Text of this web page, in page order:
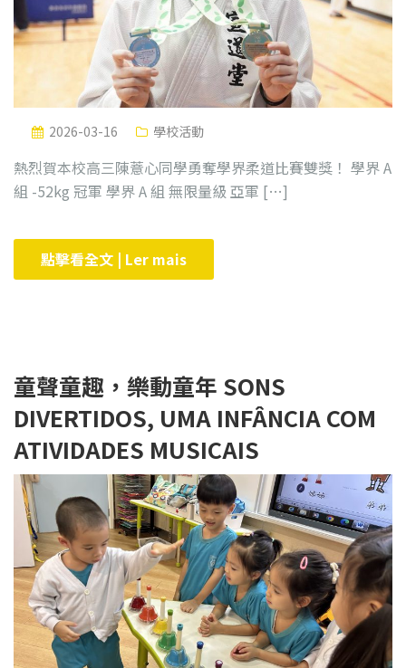
2026-03-16 學校活動
熱烈賀本校高三陳薏心同學勇奪學界柔道比賽雙獎！ 學界 A
組 -52kg 冠軍 學界 A 組 無限量級 亞軍 […]
點擊看全文 | Ler mais
童聲童趣，樂動童年 SONS
DIVERTIDOS, UMA INFÂNCIA COM
ATIVIDADES MUSICAIS